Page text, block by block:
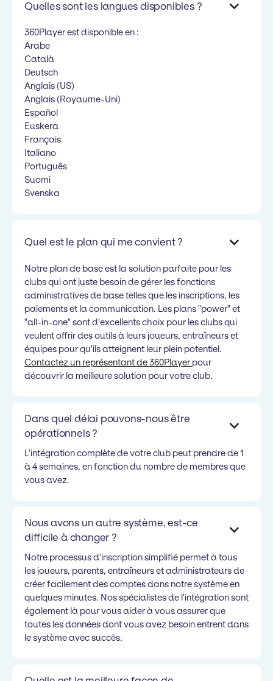
Quelles sont les langues disponibles ?
360Player est disponible en :
Arabe
Català
Deutsch
Anglais (US)
Anglais (Royaume-Uni)
Español
Euskera
Français
Italiano
Português
Suomi
Svenska
Quel est le plan qui me convient ?
Notre plan de base est la solution parfaite pour les
clubs qui ont juste besoin de gérer les fonctions
administratives de base telles que les inscriptions, les
paiements et la communication. Les plans "power" et
"all-in-one" sont d'excellents choix pour les clubs qui
veulent offrir des outils à leurs joueurs, entraîneurs et
équipes pour qu'ils atteignent leur plein potentiel.
Contactez un représentant de 360Player pour
découvrir la meilleure solution pour votre club.
Dans quel délai pouvons-nous être
opérationnels ?
L'intégration complète de votre club peut prendre de 1
à 4 semaines, en fonction du nombre de membres que
vous avez.
Nous avons un autre système, est-ce
difficile à changer ?
Notre processus d'inscription simplifié permet à tous
les joueurs, parents, entraîneurs et administrateurs de
créer facilement des comptes dans notre système en
quelques minutes. Nos spécialistes de l'intégration sont
également là pour vous aider à vous assurer que
toutes les données dont vous avez besoin entrent dans
le système avec succès.